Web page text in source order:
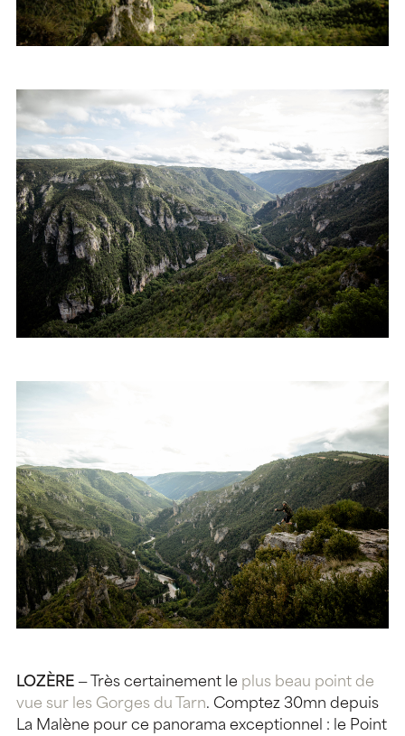
LOZÈRE — Très certainement le plus beau point de
vue sur les Gorges du Tarn. Comptez 30mn depuis
La Malène pour ce panorama exceptionnel : le Point